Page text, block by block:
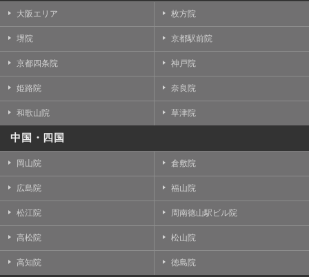
大阪エリア 枚方院
堺院 京都駅前院
京都四条院 神戸院
姫路院 奈良院
和歌山院 草津院
中国・四国
岡山院 倉敷院
広島院 福山院
松江院 周南徳山駅ビル院
高松院 松山院
高知院 徳島院